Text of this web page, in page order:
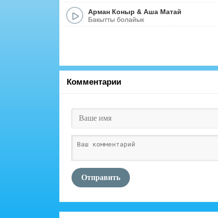
Арман Коныр & Аша Матай
Бакытты болайык
Комментарии
Отправить